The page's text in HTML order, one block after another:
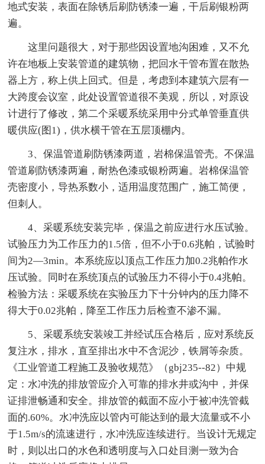
地式安装，表面在除锈后刷防锈漆一遍，干后刷银粉两
遍。
这里问题很大，对于那些因设置地沟困难，又不允
许在地板上安装管道的建筑物，把回水干管布置在散热
器上方，称上供上回式。但是，考虑到本建筑六层有一
大跨度会议室，此处设置管道很不美观，所以，对原设
计进行了修改，第二个采暖系统采用中分式单管垂直供
暖供应(图1)，供水横干管在五层顶棚内。
3、保温管道刷防锈漆两道，岩棉保温管壳。不保温
管道刷防锈漆两遍，耐热色漆或银粉两遍。岩棉保温管
壳密度小，导热系数小，适用温度范围广，施工简便，
但刺人。
4、采暖系统安装完毕，保温之前应进行水压试验。
试验压力为工作压力的1.5倍，但不小于0.6兆帕，试验时
间为2—3min。本系统应以顶点工作压力加0.2兆帕作水
压试验。同时在系统顶点的试验压力不得小于0.4兆帕。
检验方法：采暖系统在实验压力下十分钟内的压力降不
得大于0.02兆帕，降至工作压力后检查不渗不漏。
5、采暖系统安装竣工并经试压合格后，应对系统反
复注水，排水，直至排出水中不含泥沙，铁屑等杂质。
《工业管道工程施工及验收规范》（gbj235--82）中规
定：水冲洗的排放管应介入可靠的排水井或沟中，并保
证排泄畅通和安全。排放管的截面不应小于被冲洗管截
面的.60%。水冲洗应以管内可能达到的最大流量或不小
于1.5m/s的流速进行，水冲洗应连续进行。当设计无规定
时，则以出口的水色和透明度与入口处目测一致为合